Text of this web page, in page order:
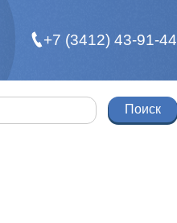
+7 (3412) 43-91-44